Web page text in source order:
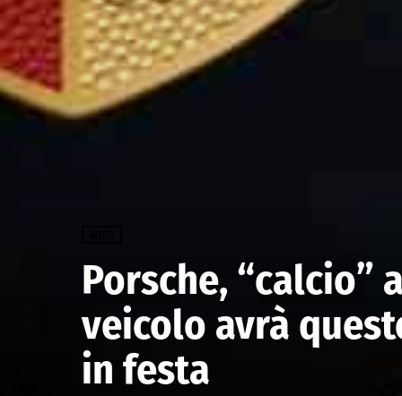
Porsche, “calcio”
veicolo avrà
in festa